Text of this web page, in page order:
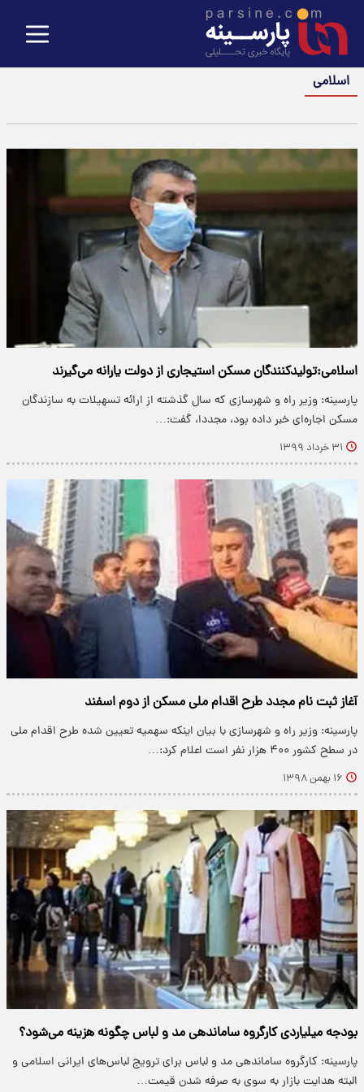
اسلامی
اسلامی:تولیدکنندگان مسکن استیجاری از دولت یارانه می‌گیرند
پارسینه: وزیر راه و شهرسازی که سال گذشته از ارائه تسهیلات به سازندگان
مسکن اجاره‌ای خبر داده بود، مجددا، گفت:…
۳۱ خرداد ۱۳۹۹
آغاز ثبت نام مجدد طرح اقدام ملی مسکن از دوم اسفند
پارسینه: وزیر راه و شهرسازی با بیان اینکه سهمیه تعیین شده طرح اقدام ملی
در سطح کشور ۴۰۰ هزار نفر است اعلام کرد:…
۱۶ بهمن ۱۳۹۸
بودجه میلیاردی کارگروه ساماندهی مد و لباس چگونه هزینه می‌شود؟
پارسینه: کارگروه ساماندهی مد و لباس برای ترویج لباس‌های ایرانی اسلامی و
البته هدایت بازار به سوی به صرفه شدن قیمت…